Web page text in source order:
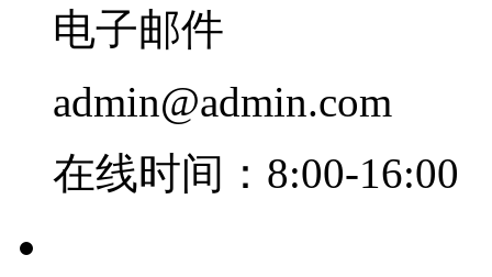
电子邮件
admin@admin.com
在线时间：8:00-16:00